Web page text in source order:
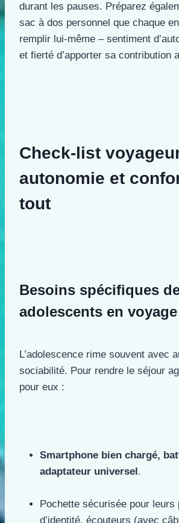
durant les pauses. Préparez
sac à dos personnel que chaque
remplir lui-même – sentiment
et fierté d’apporter sa contribution
Check-list
autonomie et
tout
Besoins spécifiques
adolescents en
L’adolescence rime souvent avec
sociabilité. Pour rendre le séjour
pour eux :
Smartphone bien chargé,
adaptateur universel.
Pochette sécurisée pour leurs
d’identité, écouteurs (avec